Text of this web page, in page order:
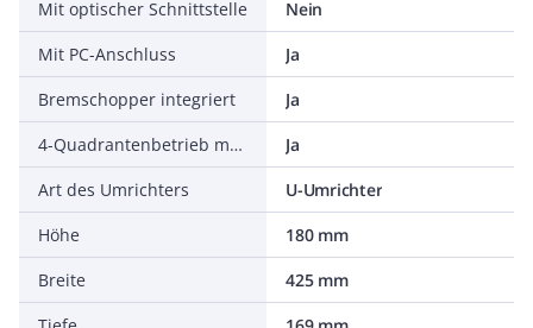
Mit optischer Schnittstelle
Nein
Mit PC-Anschluss
Ja
Bremschopper integriert
Ja
4-Quadrantenbetrieb möglich
Ja
Art des Umrichters
U-Umrichter
Höhe
180 mm
Breite
425 mm